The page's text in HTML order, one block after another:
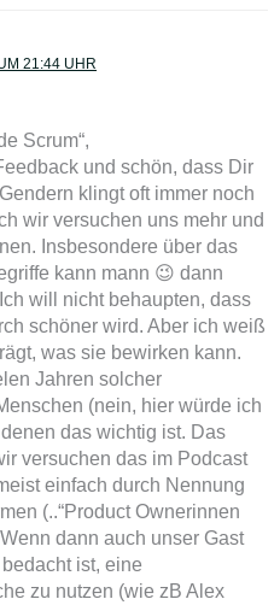
21:44 UHR
Scrum“,
und schön, dass Dir
klingt oft immer noch
wir versuchen uns mehr und
Insbesondere über das
kann mann 😉 dann
will nicht behaupten, dass
schöner wird. Aber ich weiß
was sie bewirken kann.
Jahren solcher
(nein, hier würde ich
das wichtig ist. Das
versuchen das im Podcast
einfach durch Nennung
(..“Product Ownerinnen
dann auch unser Gast
ist, eine
zu nutzen (wie zB Alex